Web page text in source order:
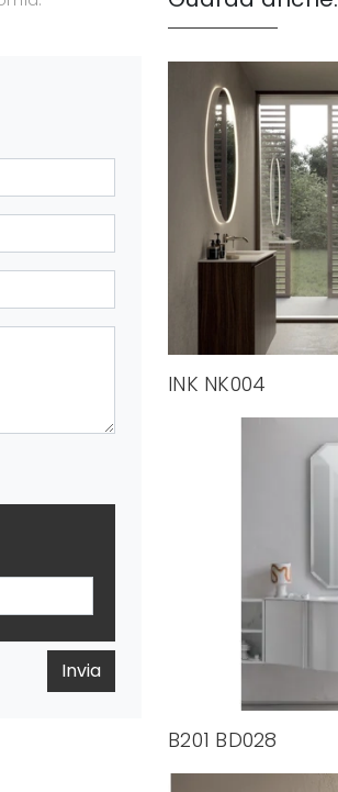
Invia
INK NK004
B201 BD028